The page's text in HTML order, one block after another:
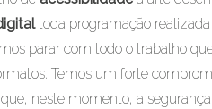
toda programação realizada
parar com todo o trabalho
Temos um forte
neste momento, a